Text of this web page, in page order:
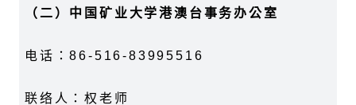
（二）中国矿业大学港澳台事务办公室
电话：86-516-83995516
联络人：权老师